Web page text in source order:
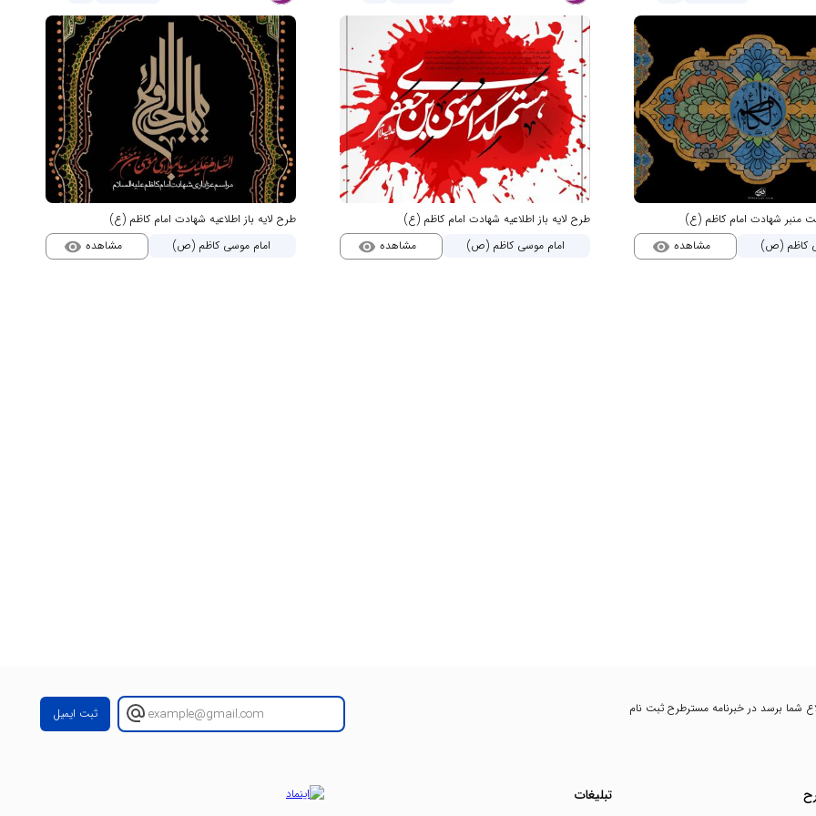
منبر شهادت امام کاظم (ع)
کاظم (ص)
مشاهده visibility
طرح لایه باز اطلاعیه شهادت امام کاظم (ع)
امام موسی کاظم (ص)
مشاهده visibility
طرح لایه باز اطلاعیه شهادت امام کاظم (ع)
امام موسی کاظم (ص)
مشاهده visibility
شما برسد در خبرنامه مسترطرح ثبت نام
ثبت ایمیل
تبلیغات